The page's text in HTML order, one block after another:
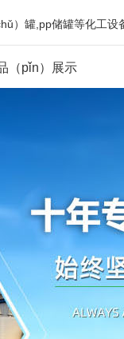
）罐,pp储罐等化工设
（pǐn）展示